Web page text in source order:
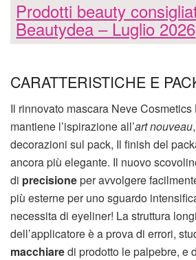
Prodotti beauty
Beautydea – Luglio 2026
CARATTERISTICHE E
Il rinnovato mascara Neve
mantiene l’ispirazione all’art nouveau
decorazioni sul pack, Il finish del
ancora più elegante. Il nuovo
di precisioneper avvolgere
più esterne per uno sguardo
necessita di eyeliner! La struttura
dell’applicatore è a prova di errori,
macchiaredi prodotto le palpebre, e